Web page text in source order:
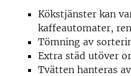
Kökstjänster kan
kaffeautomater,
Tömning av
Extra städ utöver
Tvätten hanteras